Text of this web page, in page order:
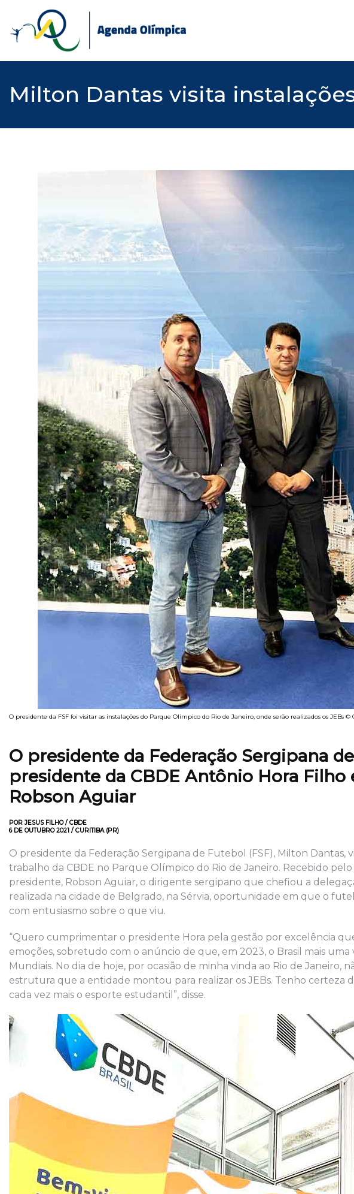
content
Milton Dantas visita
O presidente da FSF foi visitar as instalações do Parque Olímpico do Rio de Janeiro, onde serão realizados os JEBs ©
O presidente da Federação Sergipana
presidente da CBDE Antônio Hora
Robson Aguiar
POR JESUS FILHO / CBDE
6 DE OUTUBRO 2021 / CURITIBA (PR)
O presidente da Federação Sergipana de Futebol (FSF), Milton Dantas,
trabalho da CBDE no Parque Olímpico do Rio de Janeiro. Recebido
presidente, Robson Aguiar, o dirigente sergipano que chefiou a
realizada na cidade de Belgrado, na Sérvia, oportunidade em que o
com entusiasmo sobre o que viu.
“Quero cumprimentar o presidente Hora pela gestão por excelência
emoções, sobretudo com o anúncio de que, em 2023, o Brasil mais uma
Mundiais. No dia de hoje, por ocasião de minha vinda ao Rio de Janeiro,
estrutura que a entidade montou para realizar os JEBs. Tenho certeza
cada vez mais o esporte estudantil”, disse.